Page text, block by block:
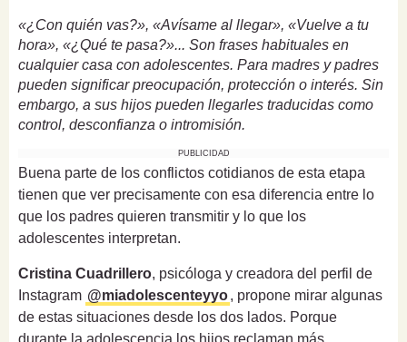
«¿Con quién vas?», «Avísame al llegar», «Vuelve a tu
hora», «¿Qué te pasa?»... Son frases habituales en
cualquier casa con adolescentes. Para madres y padres
pueden significar preocupación, protección o interés. Sin
embargo, a sus hijos pueden llegarles traducidas como
control, desconfianza o intromisión.
PUBLICIDAD
Buena parte de los conflictos cotidianos de esta etapa
tienen que ver precisamente con esa diferencia entre lo
que los padres quieren transmitir y lo que los
adolescentes interpretan.
Cristina Cuadrillero, psicóloga y creadora del perfil de
Instagram @miadolescenteyyo, propone mirar algunas
de estas situaciones desde los dos lados. Porque
durante la adolescencia los hijos reclaman más